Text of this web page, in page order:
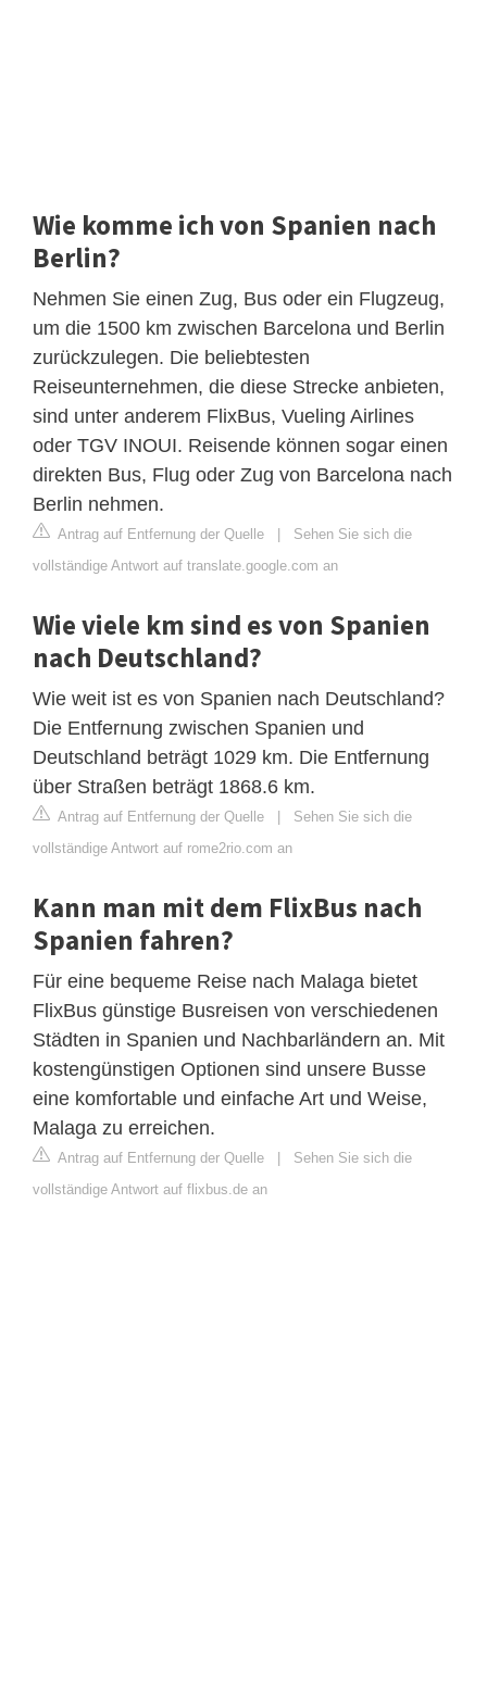
Wie komme ich von Spanien nach
Berlin?
Nehmen Sie einen Zug, Bus oder ein Flugzeug,
um die 1500 km zwischen Barcelona und Berlin
zurückzulegen. Die beliebtesten
Reiseunternehmen, die diese Strecke anbieten,
sind unter anderem FlixBus, Vueling Airlines
oder TGV INOUI. Reisende können sogar einen
direkten Bus, Flug oder Zug von Barcelona nach
Berlin nehmen.
Antrag auf Entfernung der Quelle | Sehen Sie sich die
vollständige Antwort auf translate.google.com an
Wie viele km sind es von Spanien
nach Deutschland?
Wie weit ist es von Spanien nach Deutschland?
Die Entfernung zwischen Spanien und
Deutschland beträgt 1029 km. Die Entfernung
über Straßen beträgt 1868.6 km.
Antrag auf Entfernung der Quelle | Sehen Sie sich die
vollständige Antwort auf rome2rio.com an
Kann man mit dem FlixBus nach
Spanien fahren?
Für eine bequeme Reise nach Malaga bietet
FlixBus günstige Busreisen von verschiedenen
Städten in Spanien und Nachbarländern an. Mit
kostengünstigen Optionen sind unsere Busse
eine komfortable und einfache Art und Weise,
Malaga zu erreichen.
Antrag auf Entfernung der Quelle | Sehen Sie sich die
vollständige Antwort auf flixbus.de an